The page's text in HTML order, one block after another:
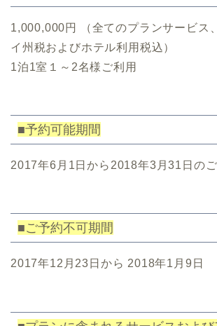
1,000,000円 （全てのプランサービス
イ州税およびホテル利用税込）
1泊1室１～2名様ご利用
■予約可能期間
2017年6月1日から2018年3月31日の
■ご予約不可期間
2017年12月23日から 2018年1月9日